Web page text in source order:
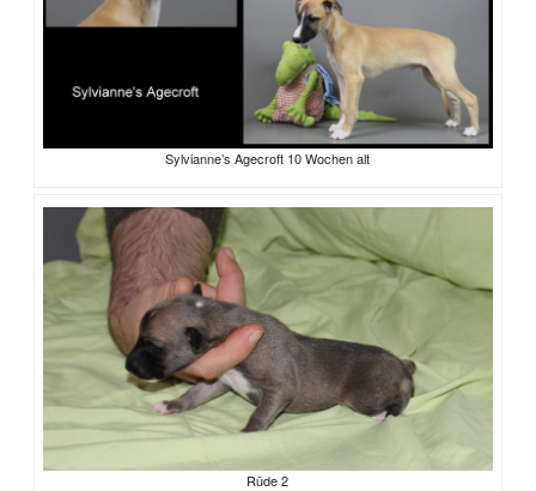
Sylvianne’s Agecroft 10 Wochen alt
Rüde 2